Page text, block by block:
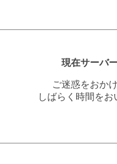
現在サーバ
ご迷惑をおか
しばらく時間を